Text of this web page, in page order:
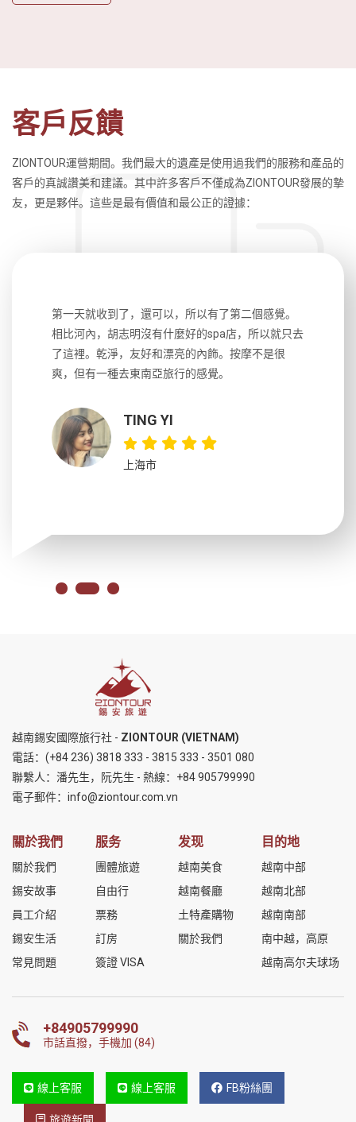
客戶反饋
ZIONTOUR運營期間。我們最大的遺產是使用過我們的服務和產品的
客戶的真誠讚美和建議。其中許多客戶不僅成為ZIONTOUR發展的摯
友，更是夥伴。這些是最有價值和最公正的證據：
第一天就收到了，還可以，所以有了第二個感覺。
相比河內，胡志明沒有什麼好的spa店，所以就只去
了這裡。乾淨，友好和漂亮的內飾。按摩不是很
爽，但有一種去東南亞旅行的感覺。
TING YI
上海市
越南錫安國際旅行社 - ZIONTOUR (VIETNAM)
電話： (+84 236) 3818 333 - 3815 333 - 3501 080
聯繫人：潘先生，阮先生 - 熱線： +84 905799990
電子郵件： info@ziontour.com.vn
關於我們
關於我們
錫安故事
員工介紹
錫安生活
常見問題
服务
團體旅遊
自由行
票務
訂房
簽證 VISA
发现
越南美食
越南餐廳
土特產購物
關於我們
目的地
越南中部
越南北部
越南南部
南中越，高原
越南高尔夫球场
+84905799990
市話直撥，手機加 (84)
線上客服 線上客服 FB粉絲團
旅遊新聞